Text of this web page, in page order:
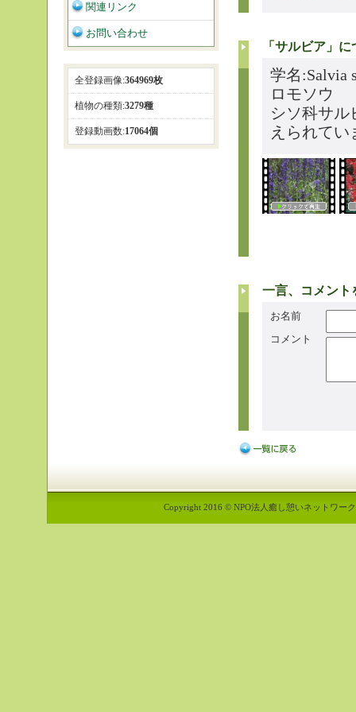
「サルビア」
学名:Salvia
ロモソウ
シソ科サル
えられてい
一言、コメント
お名前
コメント
関連リンク
お問い合わせ
全登録画像:364969枚
植物の種類:3279種
登録動画数:17064個
Copyright 2016 © NPO法人癒し憩いネットワー